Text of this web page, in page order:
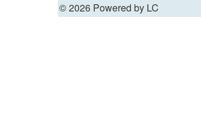
© 2026 Powered by LC